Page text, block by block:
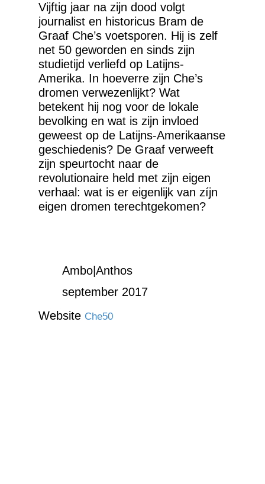
Vijftig jaar na zijn dood volgt
journalist en historicus Bram de
Graaf Che’s voetsporen. Hij is zelf
net 50 geworden en sinds zijn
studietijd verliefd op Latijns-
Amerika. In hoeverre zijn Che’s
dromen verwezenlijkt? Wat
betekent hij nog voor de lokale
bevolking en wat is zijn invloed
geweest op de Latijns-Amerikaanse
geschiedenis? De Graaf verweeft
zijn speurtocht naar de
revolutionaire held met zijn eigen
verhaal: wat is er eigenlijk van zíjn
eigen dromen terechtgekomen?
Ambo|Anthos
september 2017
Website Che50